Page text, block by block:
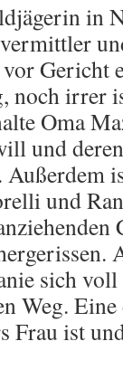
in
Gericht
noch irrer
Oma
und
Außerdem
und
sich
Weg.
Frau ist